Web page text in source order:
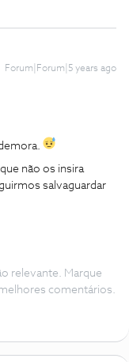
Forum|Forum|5 years ago
não os insira
salvaguardar
relevante. Marque
comentários.